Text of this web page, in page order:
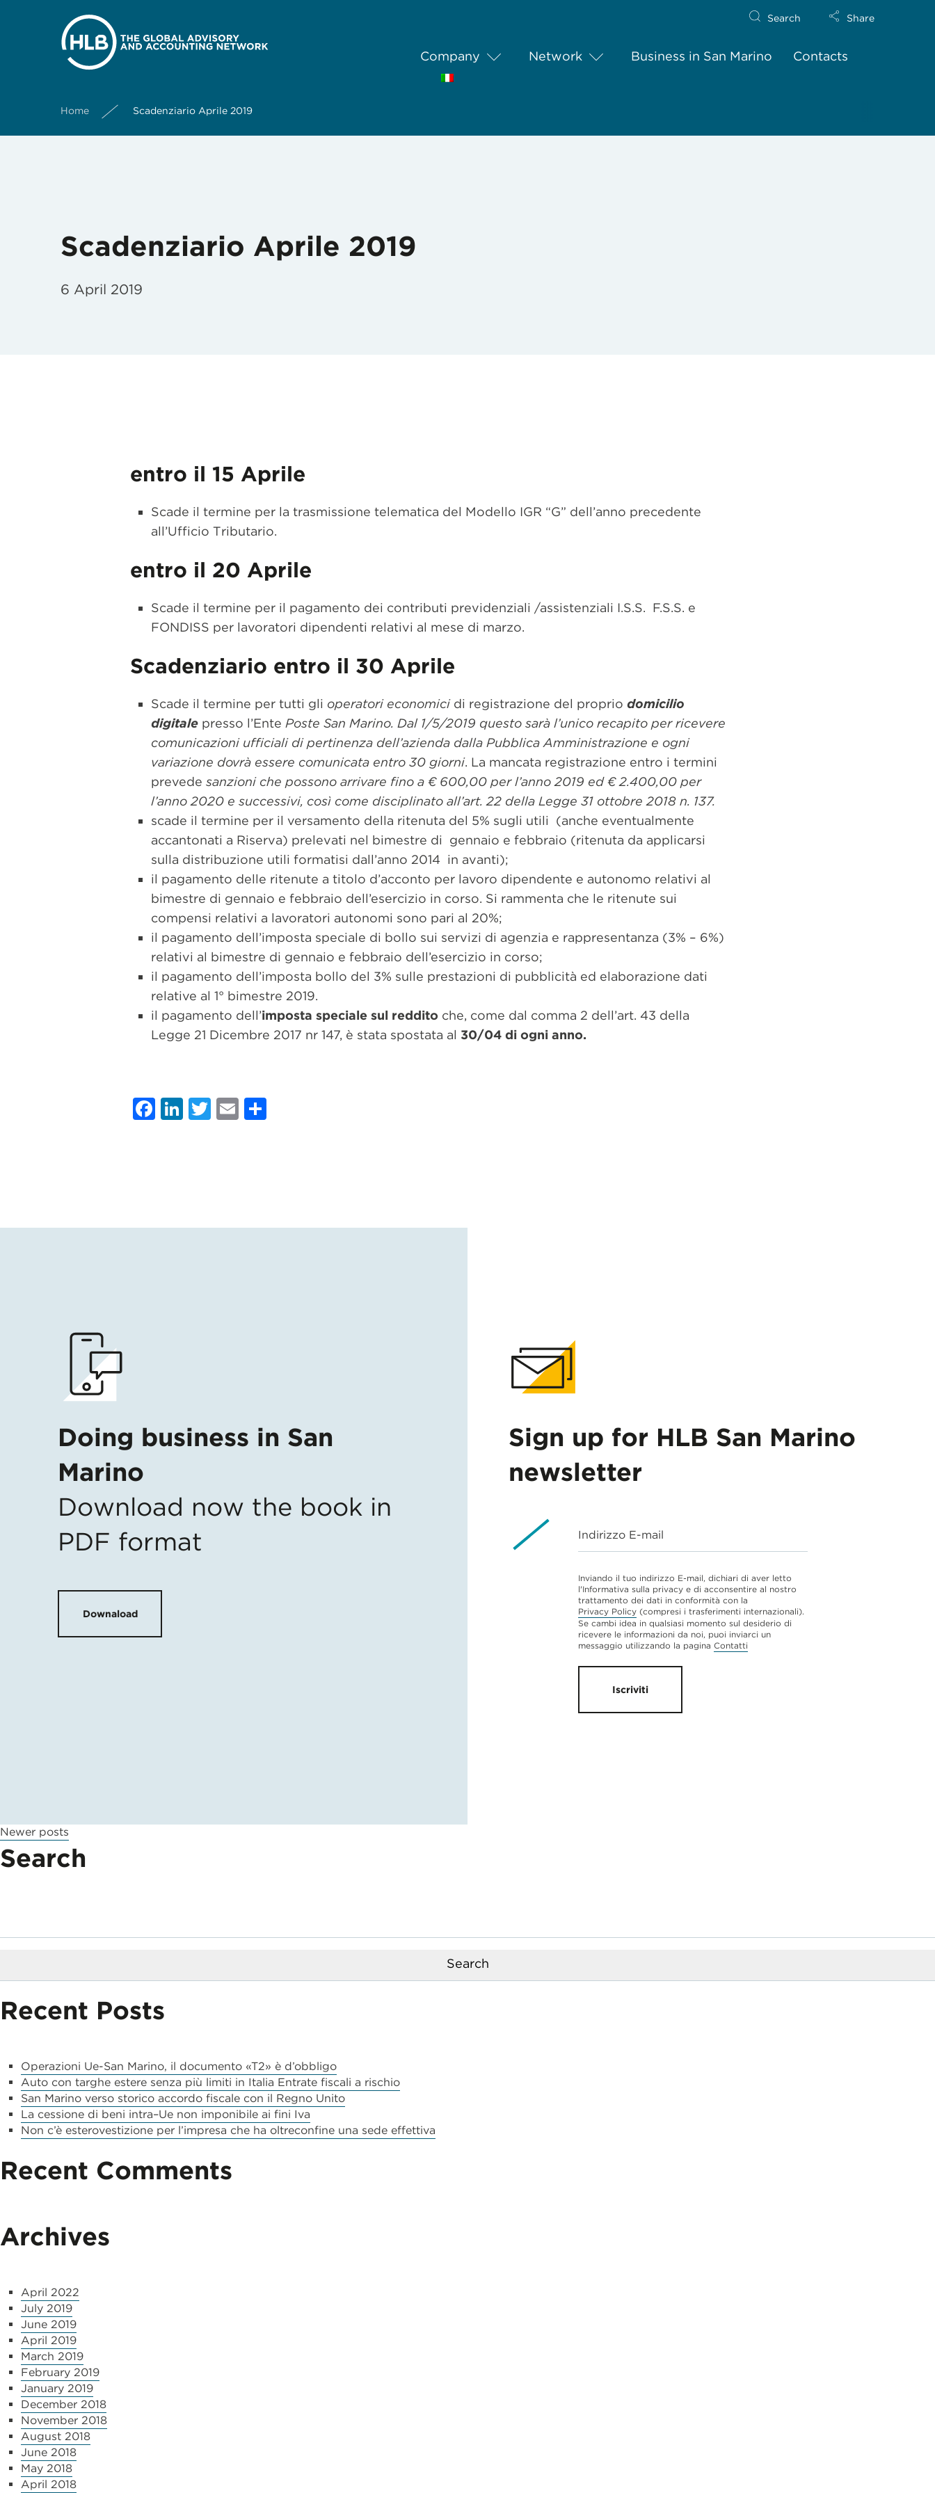
Company Network Business in San Marino Contacts
Search Share
Home Scadenziario Aprile 2019
Month:April 2019
Scadenziario Aprile 2019
6 April 2019
entro il 15 Aprile
Scade il termine per la trasmissione telematica del Modello IGR “G” dell’anno precedente
all’Ufficio Tributario.
entro il 20 Aprile
Scade il termine per il pagamento dei contributi previdenziali /assistenziali I.S.S. F.S.S. e
FONDISS per lavoratori dipendenti relativi al mese di marzo.
Scadenziario entro il 30 Aprile
Scade il termine per tutti gli operatori economicidi registrazione del proprio domicilio
digitale presso l’Ente Poste San Marino. Dal 1/5/2019 questo sarà l’unico recapito per ricevere
comunicazioni ufficiali di pertinenza dell’azienda dalla Pubblica Amministrazione e ogni
variazione dovrà essere comunicata entro 30 giorni. La mancata registrazione entro i termini
prevede sanzioni che possono arrivare fino a € 600,00 per l’anno 2019 ed € 2.400,00 per
l’anno 2020 e successivi, così come disciplinato all’art. 22 della Legge 31 ottobre 2018 n. 137.
scade il termine per il versamento della ritenuta del 5% sugli utili (anche eventualmente
accantonati a Riserva) prelevati nel bimestre di gennaio e febbraio (ritenuta da applicarsi
sulla distribuzione utili formatisi dall’anno 2014 in avanti);
il pagamento delle ritenute a titolo d’acconto per lavoro dipendente e autonomo relativi al
bimestre di gennaio e febbraio dell’esercizio in corso. Si rammenta che le ritenute sui
compensi relativi a lavoratori autonomi sono pari al 20%;
il pagamento dell’imposta speciale di bollo sui servizi di agenzia e rappresentanza (3% – 6%)
relativi al bimestre di gennaio e febbraio dell’esercizio in corso;
il pagamento dell’imposta bollo del 3% sulle prestazioni di pubblicità ed elaborazione dati
relative al 1° bimestre 2019.
il pagamento dell’imposta speciale sul reddito che, come dal comma 2 dell’art. 43 della
Legge 21 Dicembre 2017 nr 147, è stata spostata al 30/04 di ogni anno.
Facebook
LinkedIn
Twitter
Email
Doing business in San
Marino
Download now the book in
PDF format
Downaload
Sign up for HLB San Marino
newsletter
Indirizzo E-mail
Inviando il tuo indirizzo E-mail, dichiari di aver letto
l'Informativa sulla privacy e di acconsentire al nostro
trattamento dei dati in conformità con la
Privacy Policy (compresi i trasferimenti internazionali).
Se cambi idea in qualsiasi momento sul desiderio di
ricevere le informazioni da noi, puoi inviarci un
messaggio utilizzando la pagina Contatti
Iscriviti
Posts
navigation
Newer posts
Search
Recent Posts
Operazioni Ue-San Marino, il documento «T2» è d’obbligo
Auto con targhe estere senza più limiti in Italia Entrate fiscali a rischio
San Marino verso storico accordo fiscale con il Regno Unito
La cessione di beni intra–Ue non imponibile ai fini Iva
Non c’è esterovestizione per l’impresa che ha oltreconfine una sede effettiva
Recent Comments
Archives
April 2022
July 2019
June 2019
April 2019
March 2019
February 2019
January 2019
December 2018
November 2018
August 2018
June 2018
May 2018
April 2018